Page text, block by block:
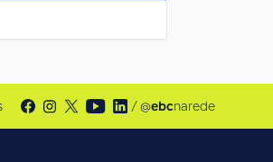
/ @ebcnarede